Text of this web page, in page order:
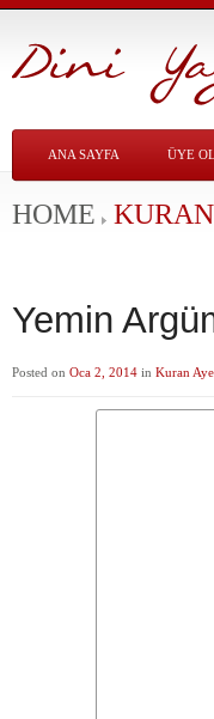
ANA SAYFA ÜYE OL
HOME
Yemin
Posted on Oca 2, 2014 in Kuran